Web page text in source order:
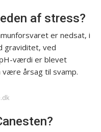
af stress?
er nedsat, i
graviditet, ved
værdi er blevet
årsag til svamp.